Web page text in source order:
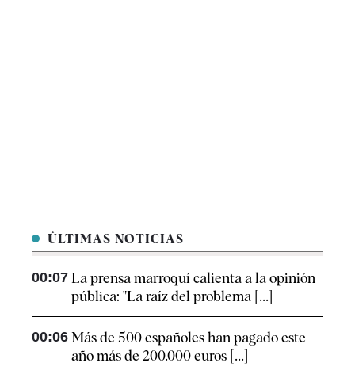
ÚLTIMAS NOTICIAS
00:07 La prensa marroquí calienta a la opinión
pública: "La raíz del problema [...]
00:06 Más de 500 españoles han pagado este
año más de 200.000 euros [...]